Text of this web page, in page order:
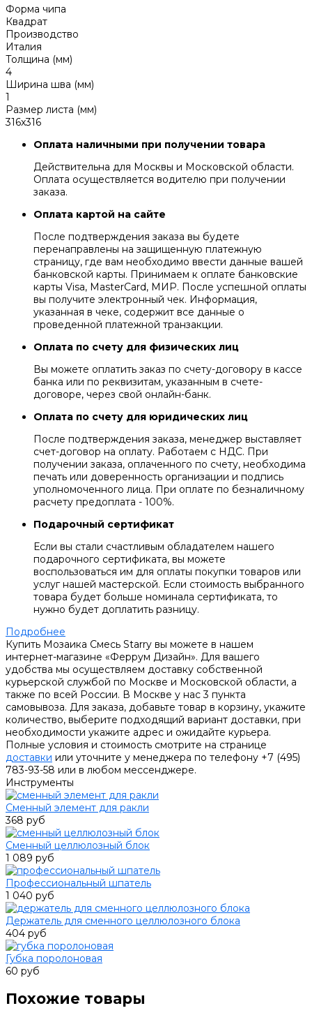
Форма чипа
Квадрат
Производство
Италия
Толщина (мм)
4
Ширина шва (мм)
1
Размер листа (мм)
316x316
Оплата наличными при получении товара
Действительна для Москвы и Московской области.
Оплата осуществляется водителю при получении
заказа.
Оплата картой на сайте
После подтверждения заказа вы будете
перенаправлены на защищенную платежную
страницу, где вам необходимо ввести данные вашей
банковской карты. Принимаем к оплате банковские
карты Visa, MasterCard, МИР. После успешной оплаты
вы получите электронный чек. Информация,
указанная в чеке, содержит все данные о
проведенной платежной транзакции.
Оплата по счету для физических лиц
Вы можете оплатить заказ по счету-договору в кассе
банка или по реквизитам, указанным в счете-
договоре, через свой онлайн-банк.
Оплата по счету для юридических лиц
После подтверждения заказа, менеджер выставляет
счет-договор на оплату. Работаем с НДС. При
получении заказа, оплаченного по счету, необходима
печать или доверенность организации и подпись
уполномоченного лица. При оплате по безналичному
расчету предоплата - 100%.
Подарочный сертификат
Если вы стали счастливым обладателем нашего
подарочного сертификата, вы можете
воспользоваться им для оплаты покупки товаров или
услуг нашей мастерской. Если стоимость выбранного
товара будет больше номинала сертификата, то
нужно будет доплатить разницу.
Подробнее
Купить Мозаика Смесь Starry вы можете в нашем
интернет-магазине «Феррум Дизайн». Для вашего
удобства мы осуществляем доставку собственной
курьерской службой по Москве и Московской области, а
также по всей России. В Москве у нас 3 пункта
самовывоза. Для заказа, добавьте товар в корзину, укажите
количество, выберите подходящий вариант доставки, при
необходимости укажите адрес и ожидайте курьера.
Полные условия и стоимость смотрите на странице
доставки или уточните у менеджера по телефону +7 (495)
783-93-58 или в любом мессенджере.
Инструменты
Сменный элемент для ракли
368 руб
Сменный целлюлозный блок
1 089 руб
Профессиональный шпатель
1 040 руб
Держатель для сменного целлюлозного блока
404 руб
Губка поролоновая
60 руб
Похожие товары